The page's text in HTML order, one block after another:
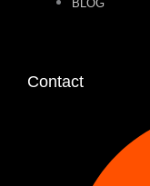
BLOG
Contact